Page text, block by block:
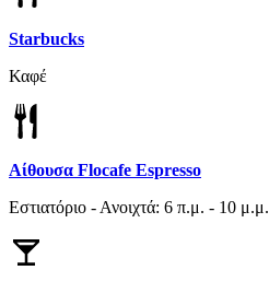
Starbucks
Καφέ
Αίθουσα Flocafe Espresso
Εστιατόριο - Ανοιχτά: 6 π.μ. - 10 μ.μ.